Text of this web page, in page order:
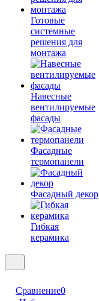
Готовые
системные
решения для
монтажа
Навесные
вентилируемые
фасады
Фасадные
термопанели
Фасадный декор
Гибкая
керамика
Сравнение0